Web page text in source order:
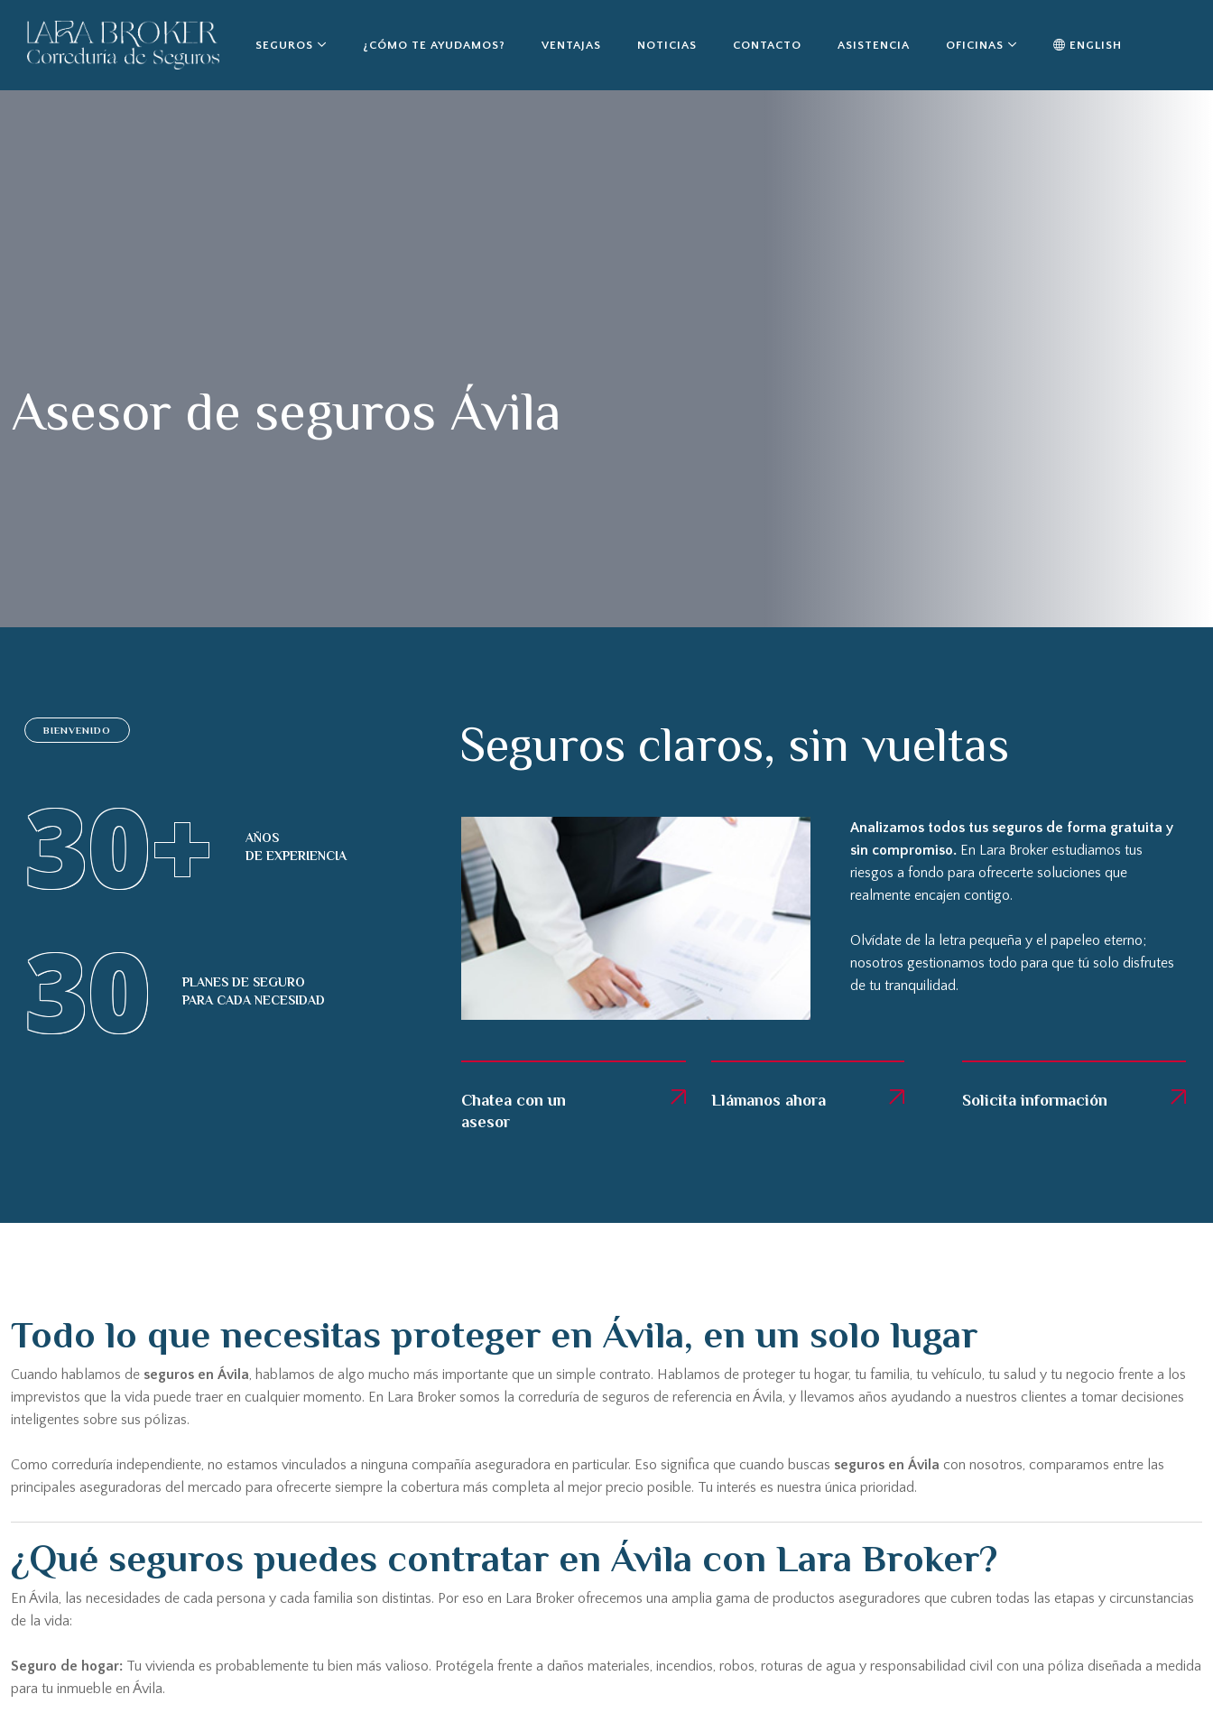
SEGUROS ¿CÓMO TE AYUDAMOS? VENTAJAS NOTICIAS CONTACTO ASISTENCIA OFICINAS ENGLISH
Asesor de seguros Ávila
BIENVENIDO
30+
AÑOS
DE EXPERIENCIA
30
PLANES DE SEGURO
PARA CADA NECESIDAD
Seguros claros, sin vueltas
Analizamos todos tus seguros de forma gratuita y
sin compromiso. En Lara Broker estudiamos tus
riesgos a fondo para ofrecerte soluciones que
realmente encajen contigo.
Olvídate de la letra pequeña y el papeleo eterno;
nosotros gestionamos todo para que tú solo disfrutes
de tu tranquilidad.
Chatea con un
asesor
Llámanos ahora Solicita información
Todo lo que necesitas proteger en Ávila, en un solo lugar
Cuando hablamos de seguros en Ávila, hablamos de algo mucho más importante que un simple contrato. Hablamos de proteger tu hogar, tu familia, tu vehículo, tu salud y tu negocio frente a los
imprevistos que la vida puede traer en cualquier momento. En Lara Broker somos la correduría de seguros de referencia en Ávila, y llevamos años ayudando a nuestros clientes a tomar decisiones
inteligentes sobre sus pólizas.
Como correduría independiente, no estamos vinculados a ninguna compañía aseguradora en particular. Eso significa que cuando buscas seguros en Ávila con nosotros, comparamos entre las
principales aseguradoras del mercado para ofrecerte siempre la cobertura más completa al mejor precio posible. Tu interés es nuestra única prioridad.
¿Qué seguros puedes contratar en Ávila con Lara Broker?
En Ávila, las necesidades de cada persona y cada familia son distintas. Por eso en Lara Broker ofrecemos una amplia gama de productos aseguradores que cubren todas las etapas y circunstancias
de la vida:
Seguro de hogar: Tu vivienda es probablemente tu bien más valioso. Protégela frente a daños materiales, incendios, robos, roturas de agua y responsabilidad civil con una póliza diseñada a medida
para tu inmueble en Ávila.